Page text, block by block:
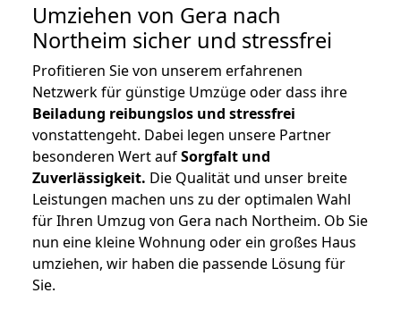
Umziehen von Gera nach
Northeim sicher und stressfrei
Profitieren Sie von unserem erfahrenen
Netzwerk für günstige Umzüge oder dass ihre
Beiladung reibungslos und stressfrei
vonstattengeht. Dabei legen unsere Partner
besonderen Wert aufSorgfalt und
Zuverlässigkeit. Die Qualität und unser breite
Leistungen machen uns zu der optimalen Wahl
für Ihren Umzug von Gera nach Northeim. Ob Sie
nun eine kleine Wohnung oder ein großes Haus
umziehen, wir haben die passende Lösung für
Sie.